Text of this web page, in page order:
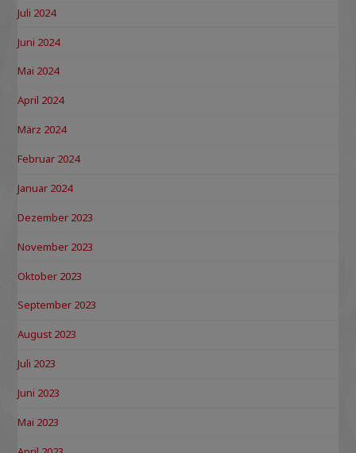
Juli 2024
Juni 2024
Mai 2024
April 2024
März 2024
Februar 2024
Januar 2024
Dezember 2023
November 2023
Oktober 2023
September 2023
August 2023
Juli 2023
Juni 2023
Mai 2023